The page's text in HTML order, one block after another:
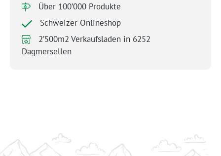
Über 100’000 Produkte
Schweizer Onlineshop
2’500m2 Verkaufsladen in 6252
Dagmersellen